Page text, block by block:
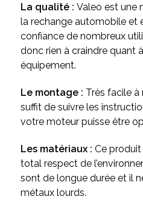
La qualité : Valeo est une
la rechange automobile et
confiance de nombreux
donc rien à craindre quant
équipement.
Le montage : Très facile
suffit de suivre les
votre moteur puisse être
Les matériaux : Ce
total respect de
sont de longue durée et il
métaux lourds.